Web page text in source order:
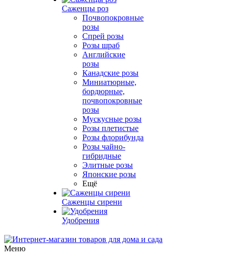
Саженцы роз
Почвопокровные
розы
Спрей розы
Розы шраб
Английские
розы
Канадские розы
Миниатюрные,
бордюрные,
почвопокровные
розы
Мускусные розы
Розы плетистые
Розы флорибунда
Розы чайно-
гибридные
Элитные розы
Японские розы
Ещё
Саженцы сирени
Удобрения
Меню